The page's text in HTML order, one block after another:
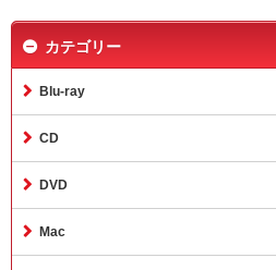
カテゴリー
Blu-ray
CD
DVD
Mac